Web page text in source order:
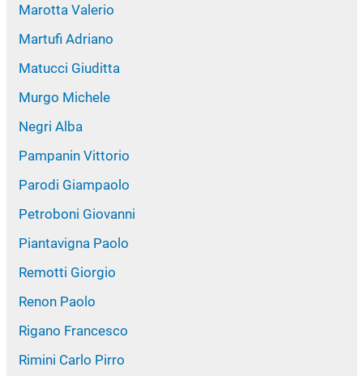
Marotta Valerio
Martufi Adriano
Matucci Giuditta
Murgo Michele
Negri Alba
Pampanin Vittorio
Parodi Giampaolo
Petroboni Giovanni
Piantavigna Paolo
Remotti Giorgio
Renon Paolo
Rigano Francesco
Rimini Carlo Pirro